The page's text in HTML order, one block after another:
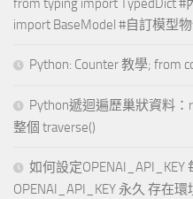
from typing import TypedDict
import BaseModel #自訂模型
Python: Counter 教學; from
Python遞迴遍歷巢狀資料
整個 traverse()
如何設定
OPENAI_API_KEY 永久 存在